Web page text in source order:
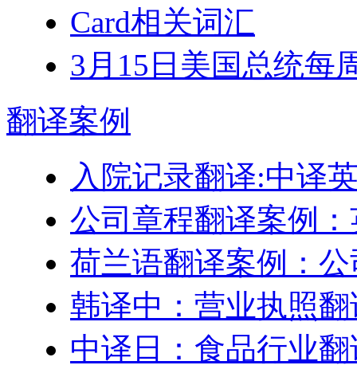
Card相关词汇
3月15日美国总统每
翻译案例
入院记录翻译:中译
公司章程翻译案例
荷兰语翻译案例：
韩译中：营业执照翻
中译日：食品行业翻